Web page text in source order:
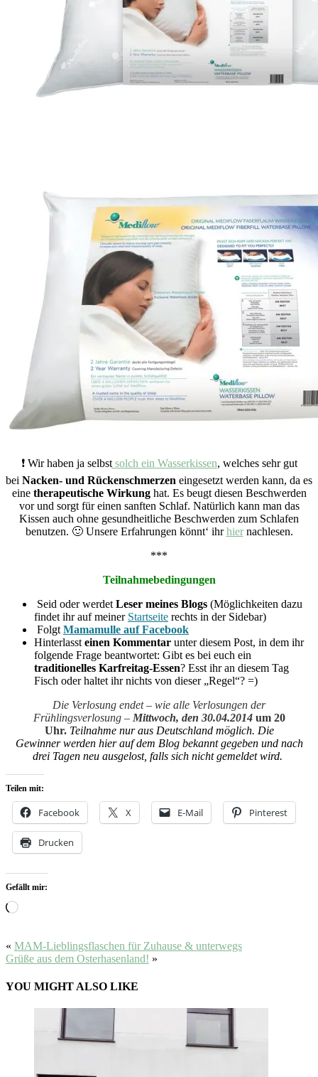
❗ Wir haben ja selbstsolch ein Wasserkissen, welches sehr gut
bei Nacken- und Rückenschmerzen eingesetzt werden kann, da es
eine therapeutische Wirkunghat. Es beugt diesen Beschwerden
vor und sorgt für einen sanften Schlaf. Natürlich kann man das
Kissen auch ohne gesundheitliche Beschwerden zum Schlafen
benutzen. 🙂 Unsere Erfahrungen könnt‘ ihrhiernachlesen.
***
Teilnahmebedingungen
Seid oder werdet Leser meines Blogs (Möglichkeiten dazu
findet ihr auf meiner Startseite rechts in der Sidebar)
Folgt Mamamulle aufFacebook
Hinterlasst einen Kommentar unter diesem Post, in dem ihr
folgende Frage beantwortet: Gibt es bei euch ein
traditionelles Karfreitag-Essen? Esst ihr an diesem Tag
Fisch oder haltet ihr nichts von dieser „Regel“? =)
Die Verlosung endet – wie alle Verlosungen der
Frühlingsverlosung – Mittwoch, den 30.04.2014 um 20
Uhr. Teilnahme nur aus Deutschland möglich. Die
Gewinner werden hier auf dem Blog bekannt gegeben und nach
drei Tagen neu ausgelost, falls sich nicht gemeldet wird.
Teilen mit:
Facebook X E-Mail Pinterest
Drucken
Gefällt mir:
Wird
« MAM-Lieblingsflaschen für Zuhause & unterwegs
Grüße aus dem Osterhasenland! »
YOU MIGHT ALSO LIKE